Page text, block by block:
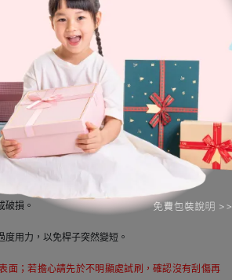
：
勿做用途外使用。
說明後再使用。
沾水，去污效果會減半，且可能造成刮傷，請注
上的黴菌、或已深入縫隙及裂痕等污垢或黴垢。
破損。
度用力，以免桿子突然變短。
面；若擔心請先於不明顯處試刷，確認沒有刮傷再